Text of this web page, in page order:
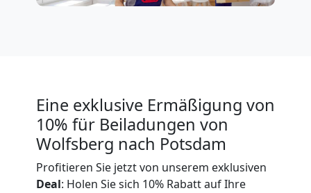
Eine exklusive Ermäßigung von
10% für Beiladungen von
Wolfsberg nach Potsdam
Profitieren Sie jetzt von unserem exklusiven
Deal: Holen Sie sich 10% Rabatt auf Ihre
Tragehilfe
Kleiner
Umzug
Wolfsberg